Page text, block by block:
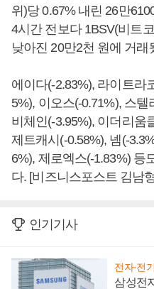
위)당 0.67% 내린 26만
4시간 전보다 1BSV(비트
낮아진 20만2천 원에 거래
에이다(-2.83%), 라이트라
5%), 이오스(-0.71%), 스텔
비체인(-3.95%), 이더리움
제트캐시(-0.58%), 넴(-
6%), 제로엑스(-1.83%) 등
다. [비즈니스포스트 김남
인기기사
전자·전
삼성전